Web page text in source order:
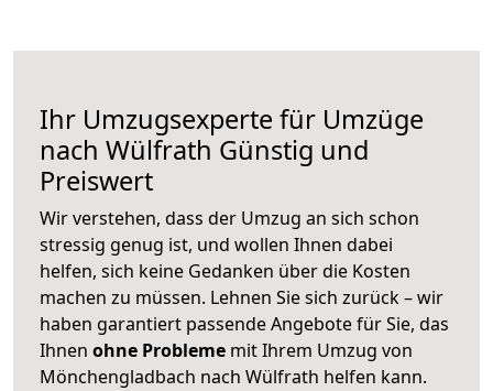
Ihr Umzugsexperte für Umzüge
nach Wülfrath Günstig und
Preiswert
Wir verstehen, dass der Umzug an sich schon
stressig genug ist, und wollen Ihnen dabei
helfen, sich keine Gedanken über die Kosten
machen zu müssen. Lehnen Sie sich zurück – wir
haben garantiert passende Angebote für Sie, das
Ihnen ohne Probleme mit Ihrem Umzug von
Mönchengladbach nach Wülfrath helfen kann.